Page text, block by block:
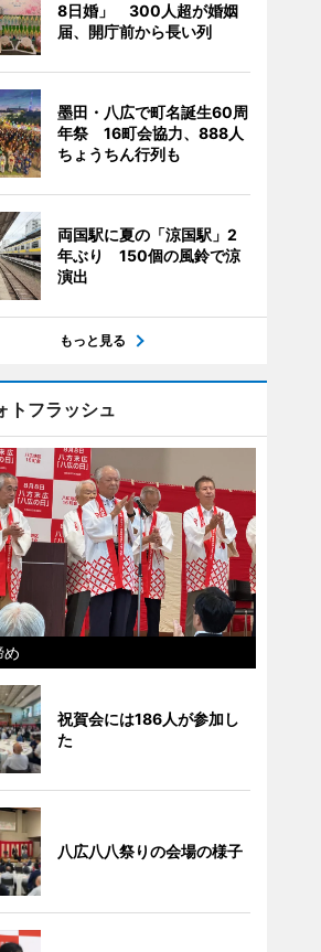
8日婚」 300人超が婚姻
届、開庁前から長い列
墨田・八広で町名誕生60周
年祭 16町会協力、888人
ちょうちん行列も
両国駅に夏の「涼国駅」2
年ぶり 150個の風鈴で涼
演出
もっと見る
トフラッシュ
め
祝賀会には186人が参加し
た
八広八八祭りの会場の様子